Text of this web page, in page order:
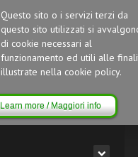
Questo sito o i servizi terzi da
questo sito utilizzati si
di cookie necessari al
funzionamento ed utili alle
illustrate nella cookie policy.
Learn more / Maggiori info